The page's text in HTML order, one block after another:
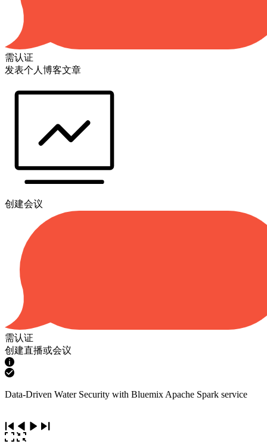
需认证
发表个人博客文章
创建会议
需认证
创建直播或会议
Data-Driven Water Security with Bluemix Apache Spark service